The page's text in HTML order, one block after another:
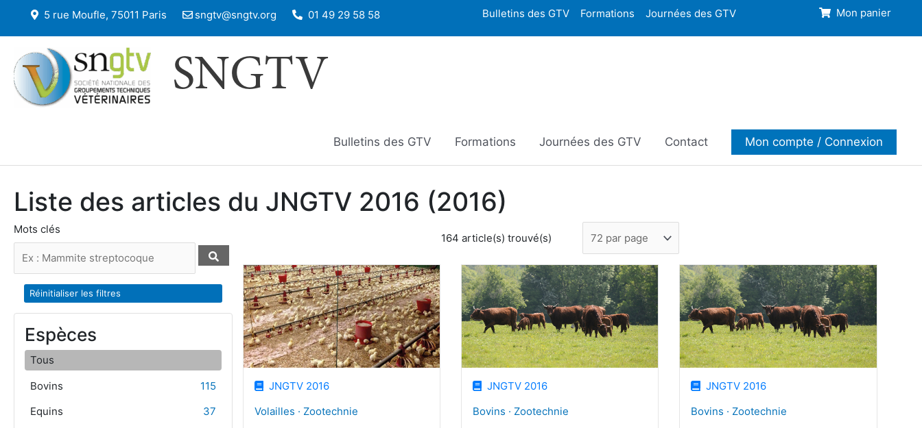
5 rue Moufle, 75011 Paris sngtv@sngtv.org 01 49 29 58 58 Bulletins des GTV Formations Journées des GTV Mon panier
SNGTV
Bulletins des GTV Formations Journées des GTV Contact Mon compte / Connexion
Liste des articles du JNGTV 2016 (2016)
Mots clés
Réinitialiser les filtres
Espèces
Tous
Bovins
115
Equins
37
164 article(s) trouvé(s)
JNGTV 2016
Volailles · Zootechnie
JNGTV 2016
Bovins · Zootechnie
JNGTV 2016
Bovins · Zootechnie